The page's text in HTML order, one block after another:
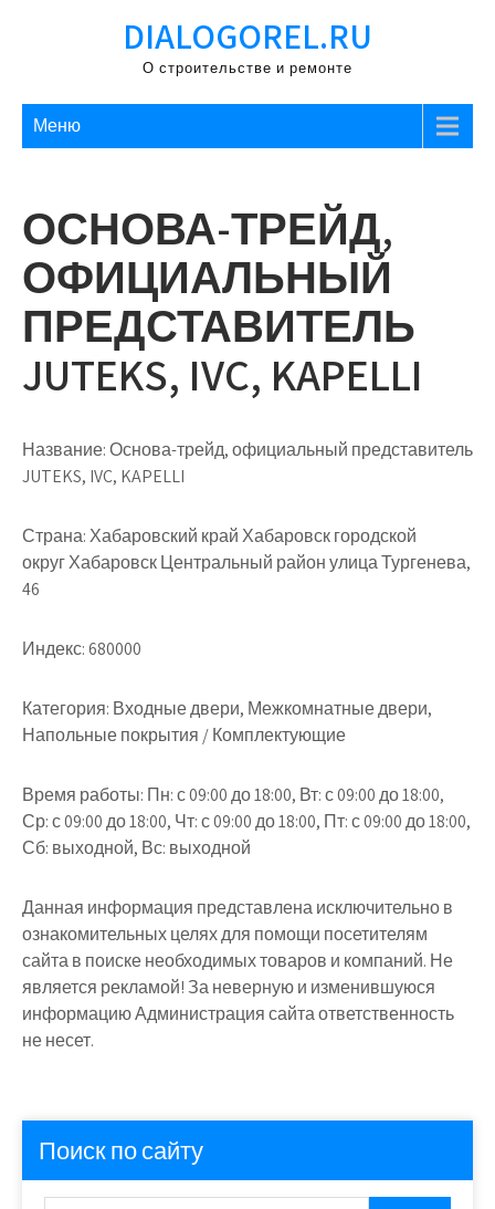
DIALOGOREL.RU
О строительстве и ремонте
Меню
ОСНОВА-ТРЕЙД,
ОФИЦИАЛЬНЫЙ
ПРЕДСТАВИТЕЛЬ
JUTEKS, IVC, KAPELLI
Название:Основа-трейд, официальный представитель
JUTEKS, IVC, KAPELLI
Страна:Хабаровский край Хабаровск городской
округ Хабаровск Центральный район улица Тургенева,
46
Индекс:680000
Категория: Входные двери, Межкомнатные двери,
Напольные покрытия / Комплектующие
Время работы: Пн: с 09:00 до 18:00, Вт: с 09:00 до 18:00,
Ср: с 09:00 до 18:00, Чт: с 09:00 до 18:00, Пт: с 09:00 до 18:00,
Сб: выходной, Вс: выходной
Данная информация представлена исключительно в
ознакомительных целях для помощи посетителям
сайта в поиске необходимых товаров и компаний. Не
является рекламой! За неверную и изменившуюся
информацию Администрация сайта ответственность
не несет.
Поиск по сайту